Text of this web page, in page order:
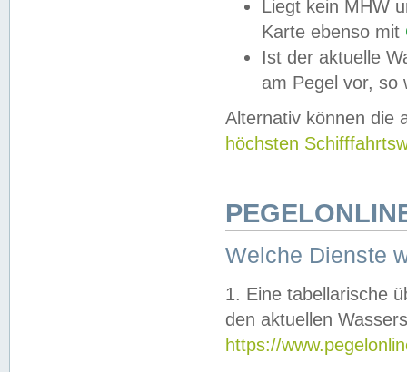
Liegt kein MHW
Karte ebenso mit
Ist der aktuelle
am Pegel vor,
Alternativ können die
höchsten
Welche Dienste
1. Eine tabellarische
den aktuellen
https://